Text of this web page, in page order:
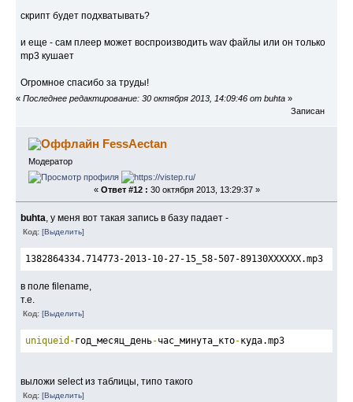
скрипт будет подхватывать?
и еще - сам плеер может воспроизводить wav файлы или он только
mp3 кушает
Огромное спасибо за труды!
« Последнее редактирование: 30 октября 2013, 14:09:46 от buhta »
Записан
FessAectan
Модератор
« Ответ #12 : 30 октября 2013, 13:29:37 »
buhta, у меня вот такая запись в базу падает -
Код: [Выделить]
1382864334.714773-2013-10-27-15_58-507-89130ХХХХХХ.mp3
в поле filename,
т.е.
Код: [Выделить]
uniqueid-год_месяц_день-час_минута_кто-куда.mp3
выложи select из таблицы, типо такого
Код: [Выделить]